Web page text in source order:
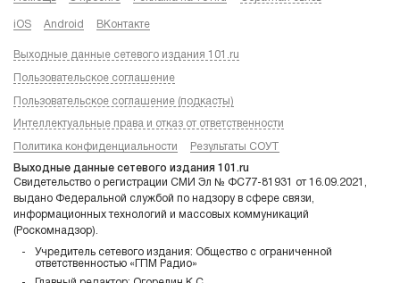
iOS Android ВКонтакте
Выходные данные сетевого издания 101.ru
Пользовательское соглашение
Пользовательское соглашение (подкасты)
Интеллектуальные права и отказ от ответственности
Политика конфиденциальности Результаты СОУТ
Выходные данные сетевого издания 101.ru
Свидетельство о регистрации СМИ Эл № ФС77-81931 от 16.09.2021,
выдано Федеральной службой по надзору в сфере связи,
информационных технологий и массовых коммуникаций
(Роскомнадзор).
Учредитель сетевого издания: Общество с ограниченной
ответственностью «ГПМ Радио»